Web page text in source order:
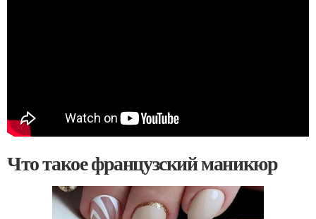
Что такое французский маникюр